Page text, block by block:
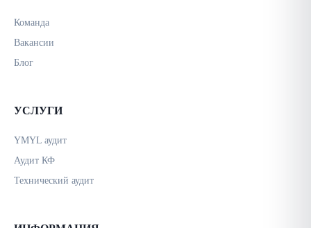
Команда
Вакансии
Блог
УСЛУГИ
YMYL аудит
Аудит КФ
Технический аудит